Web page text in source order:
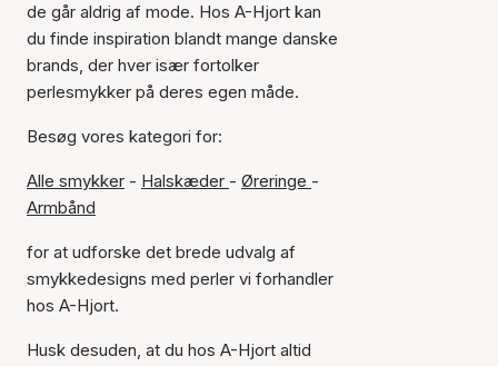
de går aldrig af mode. Hos A-Hjort kan
du finde inspiration blandt mange danske
brands, der hver især fortolker
perlesmykker på deres egen måde.
Besøg vores kategori for:
Alle smykker - Halskæder - Øreringe -
Armbånd
for at udforske det brede udvalg af
smykkedesigns med perler vi forhandler
hos A-Hjort.
Husk desuden, at du hos A-Hjort altid